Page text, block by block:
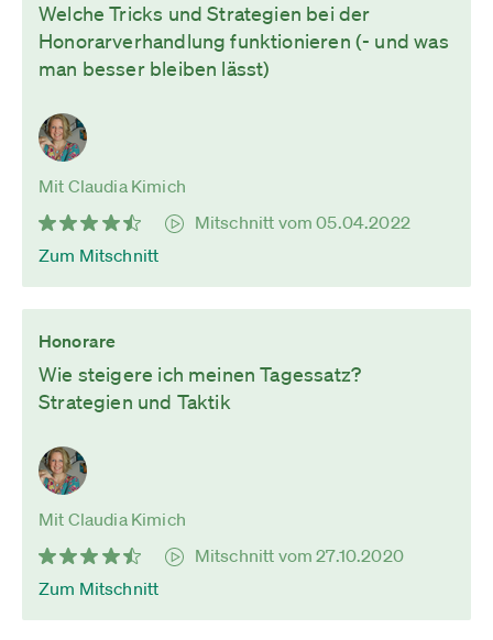
Welche Tricks und Strategien bei der
Honorarverhandlung funktionieren (- und was
man besser bleiben lässt)
Mit Claudia Kimich
Mitschnitt vom 05.04.2022
Zum Mitschnitt
Honorare
Wie steigere ich meinen Tagessatz?
Strategien und Taktik
Mit Claudia Kimich
Mitschnitt vom 27.10.2020
Zum Mitschnitt